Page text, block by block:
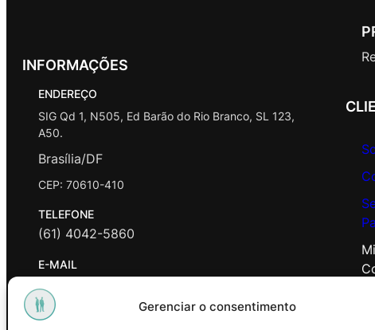
Gerenciar o consentimento
INFORMAÇÕES
ENDEREÇO
SIG Qd 1, N505, Ed Barão do Rio Branco, SL 123,
A50.
Brasília/DF
CEP: 70610-410
TELEFONE
(61) 4042-5860
E-MAIL
contato@promasters.net.br
HORÁRIO DE ATENDIMENTO